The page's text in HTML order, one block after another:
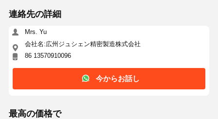
連絡先の詳細
Mrs. Yu
会社名:広州ジュシェン精密製造株式会社
86 13570910096
今からお話し
最高の価格で